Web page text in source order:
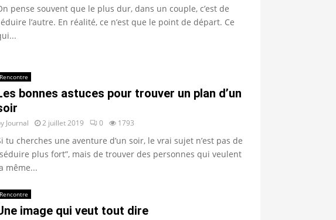
pense souvent que le plus dur, dans un couple, c’est de
l’autre. En réalité, ce n’est que le point de départ. Ce
Rencontre
bonnes astuces pour trouver un plan d’un
Journal 2 juillet 2019 0 1793
tu cherches une aventure d’un soir, le vrai sujet n’est pas de
plus fort”, mais de trouver des personnes qui veulent
même...
Rencontre
image qui veut tout dire